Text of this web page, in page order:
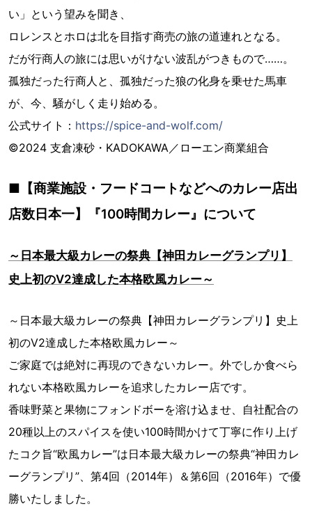
い」という望みを聞き、
ロレンスとホロは北を目指す商売の旅の道連れとなる。
だが行商人の旅には思いがけない波乱がつきもので……。
孤独だった行商人と、孤独だった狼の化身を乗せた馬車
が、今、騒がしく走り始める。
公式サイト： https://spice-and-wolf.com/
©2024 支倉凍砂・KADOKAWA／ローエン商業組合
■【商業施設・フードコートなどへのカレー店出
店数日本一】『100時間カレー』について
～日本最大級カレーの祭典【神田カレーグランプリ】
史上初のV2達成した本格欧風カレー～
～日本最大級カレーの祭典【神田カレーグランプリ】史上
初のV2達成した本格欧風カレー～
ご家庭では絶対に再現のできないカレー。外でしか食べら
れない本格欧風カレーを追求したカレー店です。
香味野菜と果物にフォンドボーを溶け込ませ、自社配合の
20種以上のスパイスを使い100時間かけて丁寧に作り上げ
たコク旨“欧風カレー”は日本最大級カレーの祭典“神田カレ
ーグランプリ”、第4回（2014年）＆第6回（2016年）で優
勝いたしました。